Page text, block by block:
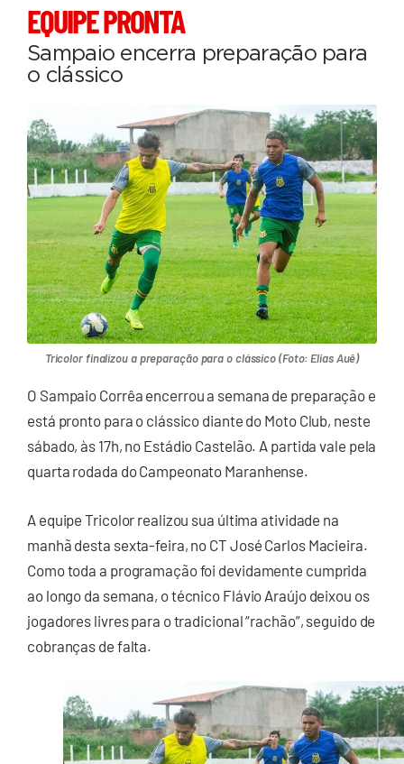
EQUIPE PRONTA
Sampaio encerra preparação para
o clássico
Tricolor finalizou a preparação para o clássico (Foto: Elias Auê)
O Sampaio Corrêa encerrou a semana de preparação e
está pronto para o clássico diante do Moto Club, neste
sábado, às 17h, no Estádio Castelão. A partida vale pela
quarta rodada do Campeonato Maranhense.
A equipe Tricolor realizou sua última atividade na
manhã desta sexta-feira, no CT José Carlos Macieira.
Como toda a programação foi devidamente cumprida
ao longo da semana, o técnico Flávio Araújo deixou os
jogadores livres para o tradicional “rachão”, seguido de
cobranças de falta.